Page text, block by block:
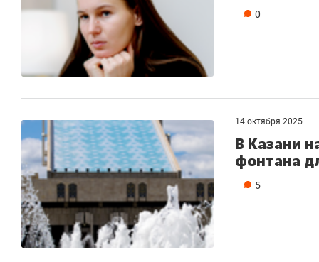
0
14 октября 2025
В Казани
фонтана
5